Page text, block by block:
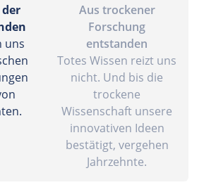
uns
Aus trockener
Forschung
entstanden
Totes Wissen reizt uns
nicht. Und bis die
trockene
Wissenschaft unsere
innovativen Ideen
bestätigt, vergehen
Jahrzehnte.